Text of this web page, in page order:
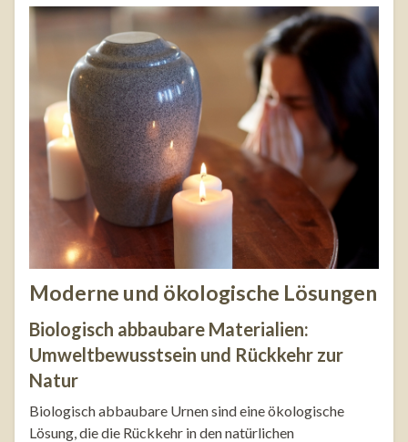
Moderne und ökologische Lösungen
Biologisch abbaubare Materialien:
Umweltbewusstsein und Rückkehr zur
Natur
Biologisch abbaubare Urnen sind eine ökologische
Lösung, die die Rückkehr in den natürlichen